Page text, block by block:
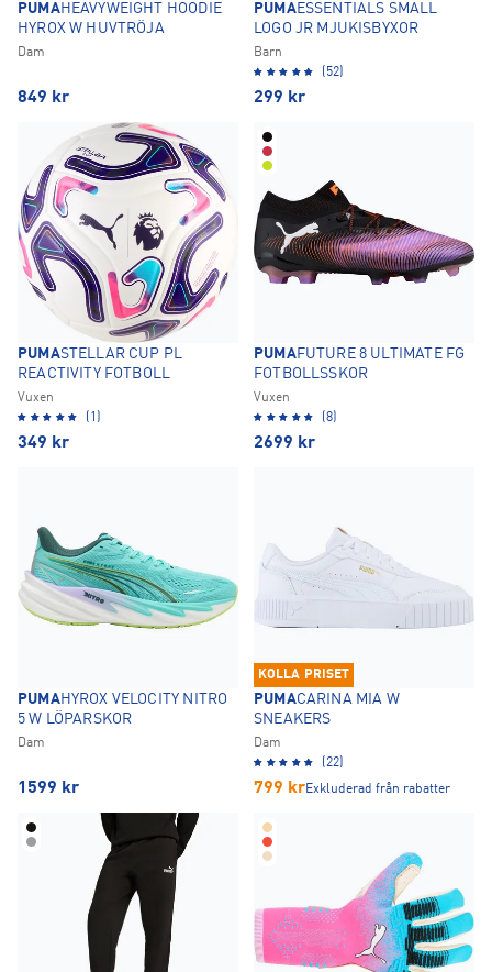
PUMAHEAVYWEIGHT HOODIE
HYROX W HUVTRÖJA
Dam
849 kr
PUMAESSENTIALS SMALL
LOGO JR MJUKISBYXOR
Barn
(52)
299 kr
PUMASTELLAR CUP PL
REACTIVITY FOTBOLL
Vuxen
(1)
349 kr
PUMAFUTURE 8 ULTIMATE FG
FOTBOLLSSKOR
Vuxen
(8)
2699 kr
PUMAHYROX VELOCITY NITRO
5 W LÖPARSKOR
Dam
1599 kr
KOLLA PRISET
PUMACARINA MIA W
SNEAKERS
Dam
(22)
799 krExkluderad från rabatter